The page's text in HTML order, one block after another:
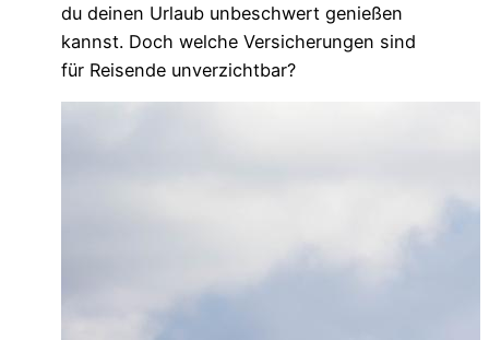
du deinen Urlaub unbeschwert genießen
kannst. Doch welche Versicherungen sind
für Reisende unverzichtbar?